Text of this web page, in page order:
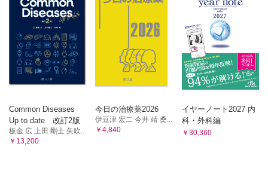
固形がん患者におけるTLSの予防と治療
固形がん患者に対するステロイド投与
がん患者のICU退室後経過とICU転帰
28. ICUにおいて，リハビリテーションはどのように行うべきか？〈中
西信人〉
総 論
診 断
治 療
〈白崎加純〉
総 論
診 断
治 療
ICUにおける急性腎障害の頻度と原因
確定診断と診断補助／AKI発症予測バイオマーカー
AKIの病態
体液量の状態とAKI管理
輸液管理の基本的な考え方
腎灌流圧の管理
長期的な予後
フォローアップと長期ケアの必要性
18. ICUにおける急性血液浄化療法の管理はどのようにすべ
Common Diseases
Up to date 改訂2版
板金 広 上田 剛士 矢吹...
￥13,200
今日の治療薬2026
伊豆津 宏二 今井 靖 桑...
￥4,840
イヤーノート2027 内
科・外科編
￥30,360